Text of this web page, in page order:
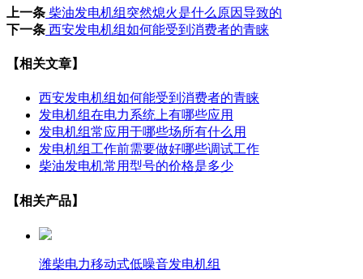
上一条 柴油发电机组突然熄火是什么原因导致的
下一条 西安发电机组如何能受到消费者的青睐
【相关文章】
西安发电机组如何能受到消费者的青睐
发电机组在电力系统上有哪些应用
发电机组常应用于哪些场所有什么用
发电机组工作前需要做好哪些调试工作
柴油发电机常用型号的价格是多少
【相关产品】
潍柴电力移动式低噪音发电机组